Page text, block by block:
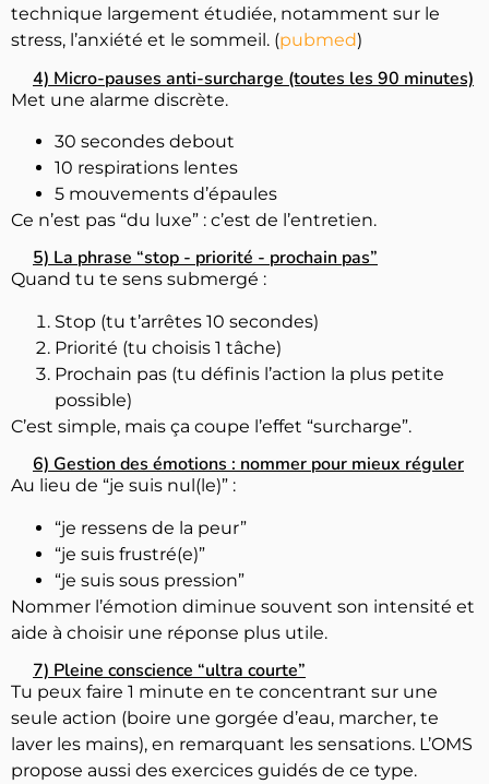
technique largement étudiée, notamment sur le
stress, l’anxiété et le sommeil. (pubmed)
4) Micro-pauses anti-surcharge (toutes les 90 minutes)
Met une alarme discrète.
30 secondes debout
10 respirations lentes
5 mouvements d’épaules
Ce n’est pas “du luxe” : c’est de l’entretien.
5) La phrase “stop - priorité - prochain pas”
Quand tu te sens submergé :
Stop (tu t’arrêtes 10 secondes)
Priorité (tu choisis 1 tâche)
Prochain pas (tu définis l’action la plus petite
possible)
C’est simple, mais ça coupe l’effet “surcharge”.
6) Gestion des émotions : nommer pour mieux réguler
Au lieu de “je suis nul(le)” :
“je ressens de la peur”
“je suis frustré(e)”
“je suis sous pression”
Nommer l’émotion diminue souvent son intensité et
aide à choisir une réponse plus utile.
7) Pleine conscience “ultra courte”
Tu peux faire 1 minute en te concentrant sur une
seule action (boire une gorgée d’eau, marcher, te
laver les mains), en remarquant les sensations. L’OMS
propose aussi des exercices guidés de ce type.